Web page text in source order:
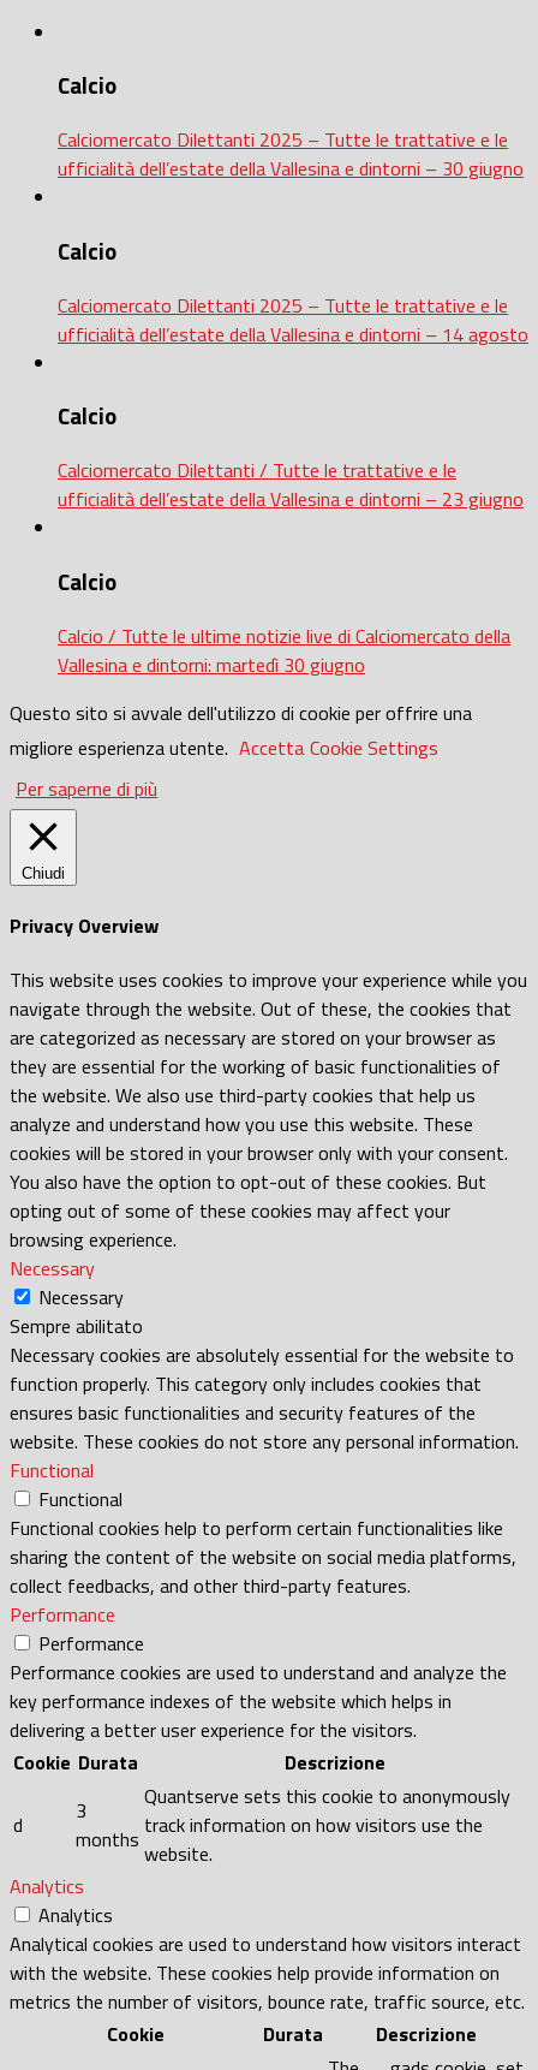
Calcio
Calciomercato Dilettanti 2025 – Tutte le trattative e le
ufficialità dell’estate della Vallesina e dintorni – 30 giugno
Calcio
Calciomercato Dilettanti 2025 – Tutte le trattative e le
ufficialità dell’estate della Vallesina e dintorni – 14 agosto
Calcio
Calciomercato Dilettanti / Tutte le trattative e le
ufficialità dell’estate della Vallesina e dintorni – 23 giugno
Calcio
Calcio / Tutte le ultime notizie live di Calciomercato della
Vallesina e dintorni: martedì 30 giugno
Questo sito si avvale dell'utilizzo di cookie per offrire una
migliore esperienza utente. Accetta Cookie Settings
Per saperne di più
Chiudi
Privacy Overview
This website uses cookies to improve your experience while you
navigate through the website. Out of these, the cookies that
are categorized as necessary are stored on your browser as
they are essential for the working of basic functionalities of
the website. We also use third-party cookies that help us
analyze and understand how you use this website. These
cookies will be stored in your browser only with your consent.
You also have the option to opt-out of these cookies. But
opting out of some of these cookies may affect your
browsing experience.
Necessary
Necessary
Sempre abilitato
Necessary cookies are absolutely essential for the website to
function properly. This category only includes cookies that
ensures basic functionalities and security features of the
website. These cookies do not store any personal information.
Functional
Functional
Functional cookies help to perform certain functionalities like
sharing the content of the website on social media platforms,
collect feedbacks, and other third-party features.
Performance
Performance
Performance cookies are used to understand and analyze the
key performance indexes of the website which helps in
delivering a better user experience for the visitors.
Cookie Durata Descrizione
d
3
months
Quantserve sets this cookie to anonymously
track information on how visitors use the
website.
Analytics
Analytics
Analytical cookies are used to understand how visitors interact
with the website. These cookies help provide information on
metrics the number of visitors, bounce rate, traffic source, etc.
Cookie
Durata
Descrizione